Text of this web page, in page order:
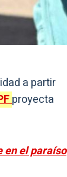
a partir
proyecta
en el paraíso